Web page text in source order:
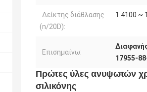
Δείκτης διάθλασης
(n/20D):
1.4100 ~
Επισημαίνω:
17955-
Πρώτες ύλες ανυψωτών
σιλικόνης